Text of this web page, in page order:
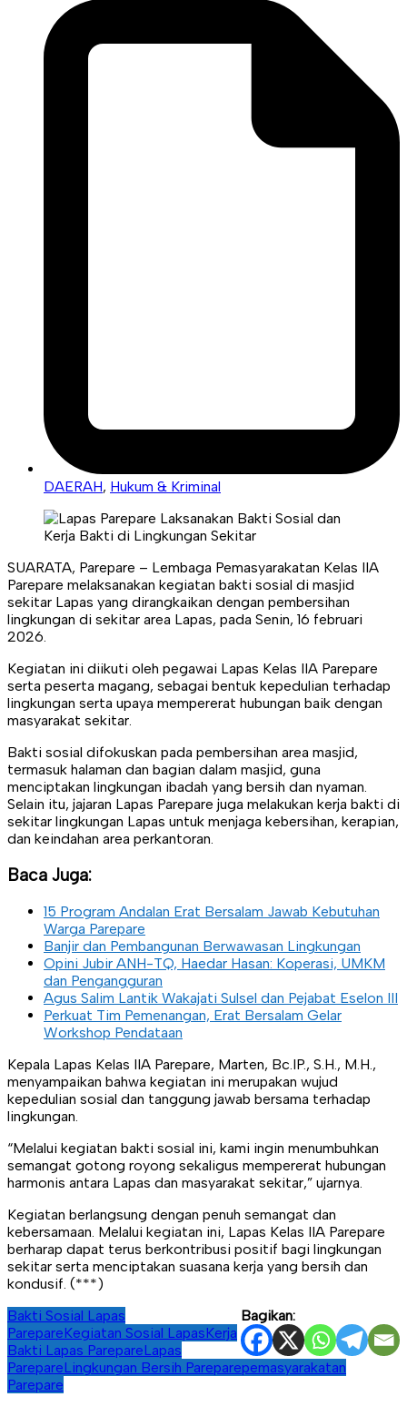
DAERAH, Hukum & Kriminal
SUARATA, Parepare – Lembaga Pemasyarakatan Kelas IIA
Parepare melaksanakan kegiatan bakti sosial di masjid
sekitar Lapas yang dirangkaikan dengan pembersihan
lingkungan di sekitar area Lapas, pada Senin, 16 februari
2026.
Kegiatan ini diikuti oleh pegawai Lapas Kelas IIA Parepare
serta peserta magang, sebagai bentuk kepedulian terhadap
lingkungan serta upaya mempererat hubungan baik dengan
masyarakat sekitar.
Bakti sosial difokuskan pada pembersihan area masjid,
termasuk halaman dan bagian dalam masjid, guna
menciptakan lingkungan ibadah yang bersih dan nyaman.
Selain itu, jajaran Lapas Parepare juga melakukan kerja bakti di
sekitar lingkungan Lapas untuk menjaga kebersihan, kerapian,
dan keindahan area perkantoran.
Baca Juga:
15 Program Andalan Erat Bersalam Jawab Kebutuhan
Warga Parepare
Banjir dan Pembangunan Berwawasan Lingkungan
Opini Jubir ANH-TQ, Haedar Hasan: Koperasi, UMKM
dan Pengangguran
Agus Salim Lantik Wakajati Sulsel dan Pejabat Eselon III
Perkuat Tim Pemenangan, Erat Bersalam Gelar
Workshop Pendataan
Kepala Lapas Kelas IIA Parepare, Marten, Bc.IP., S.H., M.H.,
menyampaikan bahwa kegiatan ini merupakan wujud
kepedulian sosial dan tanggung jawab bersama terhadap
lingkungan.
“Melalui kegiatan bakti sosial ini, kami ingin menumbuhkan
semangat gotong royong sekaligus mempererat hubungan
harmonis antara Lapas dan masyarakat sekitar,” ujarnya.
Kegiatan berlangsung dengan penuh semangat dan
kebersamaan. Melalui kegiatan ini, Lapas Kelas IIA Parepare
berharap dapat terus berkontribusi positif bagi lingkungan
sekitar serta menciptakan suasana kerja yang bersih dan
kondusif. (***)
Bagikan:
Bakti Sosial Lapas
ParepareKegiatan Sosial LapasKerja
Bakti Lapas ParepareLapas
ParepareLingkungan Bersih Pareparepemasyarakatan
Parepare